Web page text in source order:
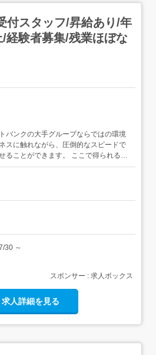
付スタッフ/昇給あり/年
/経験者募集/残業ほぼな
バンクの大手グループならではの環境
スに触れながら、圧倒的なスピードで
できます。 ここで得られる経
のキャリアにおいて大きな財産になる
ートスタッフ募集 「接客は好きだけ
30 ～
スポンサー : 求人ボックス
求人詳細を見る